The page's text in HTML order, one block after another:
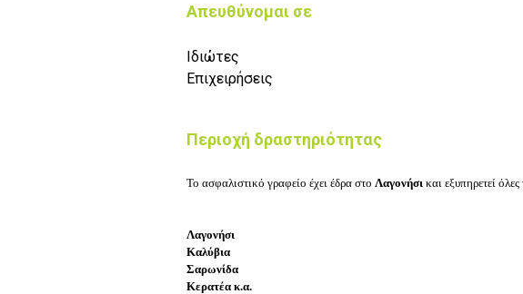
Απευθύνομαι σε
Ιδιώτες
Επιχειρήσεις
Περιοχή δραστηριότητας
Το ασφαλιστικό γραφείο έχει έδρα στο Λαγονήσι και εξυπηρετεί
Λαγονήσι
Καλύβια
Σαρωνίδα
Κερατέα κ.α.